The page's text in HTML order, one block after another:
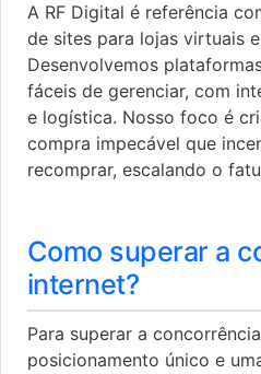
A RF Digital é referência
de sites para lojas virtuais
Desenvolvemos
fáceis de gerenciar, com
e logística. Nosso foco é
compra impecável que
recomprar, escalando o
Como superar a
internet?
Para superar a
posicionamento único e